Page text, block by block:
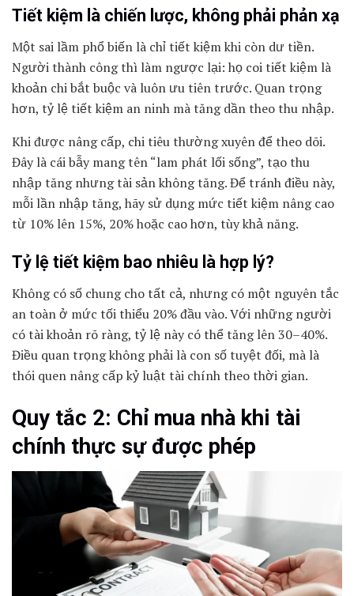
Tiết kiệm là chiến lược, không phải phản xạ
Một sai lầm phổ biến là chỉ tiết kiệm khi còn dư tiền.
Người thành công thì làm ngược lại: họ coi tiết kiệm là
khoản chi bắt buộc và luôn ưu tiên trước. Quan trọng
hơn, tỷ lệ tiết kiệm an ninh mà tăng dần theo thu nhập.
Khi được nâng cấp, chi tiêu thường xuyên để theo dõi.
Đây là cái bẫy mang tên “lam phát lối sống”, tạo thu
nhập tăng nhưng tài sản không tăng. Để tránh điều này,
mỗi lần nhập tăng, hãy sử dụng mức tiết kiệm nâng cao
từ 10% lên 15%, 20% hoặc cao hơn, tùy khả năng.
Tỷ lệ tiết kiệm bao nhiêu là hợp lý?
Không có số chung cho tất cả, nhưng có một nguyên tắc
an toàn ở mức tối thiểu 20% đầu vào. Với những người
có tài khoản rõ ràng, tỷ lệ này có thể tăng lên 30–40%.
Điều quan trọng không phải là con số tuyệt đối, mà là
thói quen nâng cấp kỷ luật tài chính theo thời gian.
Quy tắc 2: Chỉ mua nhà khi tài
chính thực sự được phép